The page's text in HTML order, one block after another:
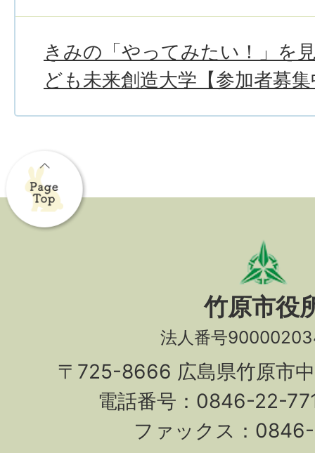
きみの「やってみたい！」を
ども未来創造大学【参加者募
竹原市役
法人番号
〒725-8666 広島県竹原市
電話番号：0846-22-
ファックス：